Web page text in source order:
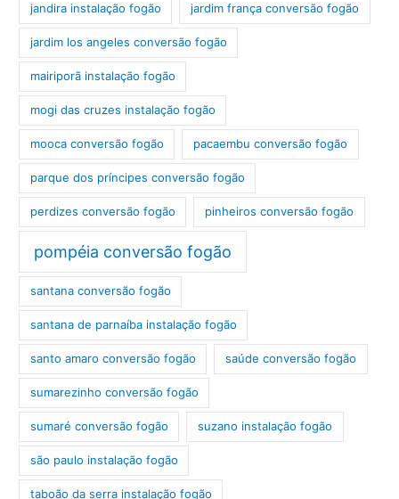
jandira instalação fogão jardim frança conversão fogão
jardim los angeles conversão fogão
mairiporã instalação fogão
mogi das cruzes instalação fogão
mooca conversão fogão pacaembu conversão fogão
parque dos príncipes conversão fogão
perdizes conversão fogão pinheiros conversão fogão
pompéia conversão fogão
santana conversão fogão
santana de parnaíba instalação fogão
santo amaro conversão fogão saúde conversão fogão
sumarezinho conversão fogão
sumaré conversão fogão suzano instalação fogão
são paulo instalação fogão
taboão da serra instalação fogão